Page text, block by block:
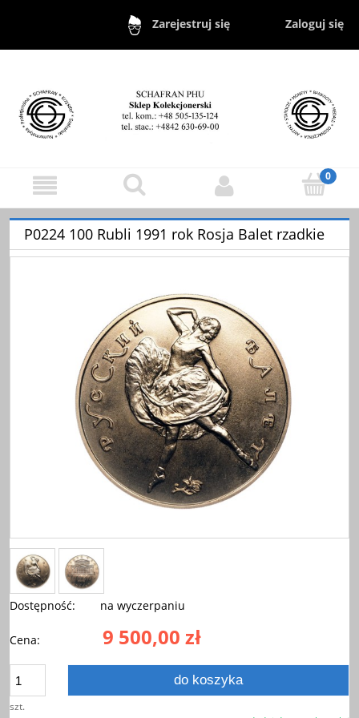
Zarejestruj się Zaloguj się
P0224 100 Rubli 1991 rok Rosja Balet rzadkie
Dostępność: na wyczerpaniu
Cena: 9 500,00 zł
szt.
do koszyka